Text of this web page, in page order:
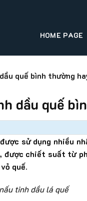
HOME PAGE
quế bình thường
dầu quế
sử dụng nhiều
chiết suất từ
quế.
tinh dầu lá quế